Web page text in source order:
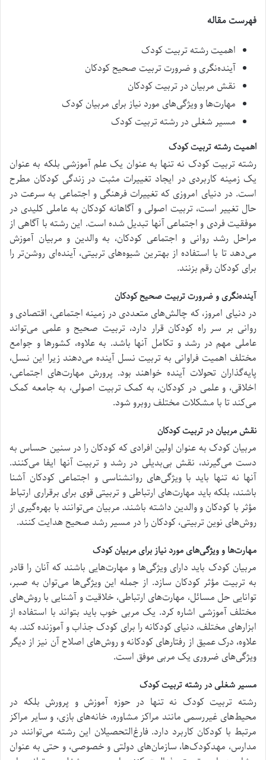
فهرست مقاله
اهمیت رشته تربیت کودک
آینده‌نگری و ضرورت تربیت صحیح کودکان
نقش مربیان در تربیت کودکان
مهارت‌ها و ویژگی‌های مورد نیاز برای مربیان کودک
مسیر شغلی در رشته تربیت کودک
اهمیت رشته تربیت کودک
رشته تربیت کودک نه تنها به عنوان یک علم آموزشی بلکه به عنوان
یک زمینه کاربردی در ایجاد تغییرات مثبت در زندگی کودکان مطرح
است. در دنیای امروزی که تغییرات فرهنگی و اجتماعی به سرعت در
حال تغییر است، تربیت اصولی و آگاهانه کودکان به عاملی کلیدی در
موفقیت فردی و اجتماعی آنها تبدیل شده است. این رشته با آگاهی از
مراحل رشد روانی و اجتماعی کودکان، به والدین و مربیان آموزش
می‌دهد تا با استفاده از بهترین شیوه‌های تربیتی، آینده‌ای روشن‌تر را
برای کودکان رقم بزنند.
آینده‌نگری و ضرورت تربیت صحیح کودکان
در دنیای امروز، که چالش‌های متعددی در زمینه اجتماعی، اقتصادی و
روانی بر سر راه کودکان قرار دارد، تربیت صحیح و علمی می‌تواند
عاملی مهم در رشد و تکامل آنها باشد. به علاوه، کشورها و جوامع
مختلف اهمیت فراوانی به تربیت نسل آینده می‌دهند زیرا این نسل،
پایه‌گذاران تحولات آینده خواهند بود. پرورش مهارت‌های اجتماعی،
اخلاقی، و علمی در کودکان، به کمک تربیت اصولی، به جامعه کمک
می‌کند تا با مشکلات مختلف روبرو شود.
نقش مربیان در تربیت کودکان
مربیان کودک به عنوان اولین افرادی که کودکان را در سنین حساس به
دست می‌گیرند، نقش بی‌بدیلی در رشد و تربیت آنها ایفا می‌کنند.
آنها نه تنها باید با ویژگی‌های روانشناسی و اجتماعی کودکان آشنا
باشند، بلکه باید مهارت‌های ارتباطی و تربیتی قوی برای برقراری ارتباط
مؤثر با کودکان و والدین داشته باشند. مربیان می‌توانند با بهره‌گیری از
روش‌های نوین تربیتی، کودکان را در مسیر رشد صحیح هدایت کنند.
مهارت‌ها و ویژگی‌های مورد نیاز برای مربیان کودک
مربیان کودک باید دارای ویژگی‌ها و مهارت‌هایی باشند که آنان را قادر
به تربیت مؤثر کودکان سازد. از جمله این ویژگی‌ها می‌توان به صبر،
توانایی حل مسائل، مهارت‌های ارتباطی، خلاقیت و آشنایی با روش‌های
مختلف آموزشی اشاره کرد. یک مربی خوب باید بتواند با استفاده از
ابزارهای مختلف، دنیای کودکانه را برای کودک جذاب و آموزنده کند. به
علاوه، درک عمیق از رفتارهای کودکانه و روش‌های اصلاح آن نیز از دیگر
ویژگی‌های ضروری یک مربی موفق است.
مسیر شغلی در رشته تربیت کودک
رشته تربیت کودک نه تنها در حوزه آموزش و پرورش بلکه در
محیط‌های غیررسمی مانند مراکز مشاوره، خانه‌های بازی، و سایر مراکز
مرتبط با کودکان کاربرد دارد. فارغ‌التحصیلان این رشته می‌توانند در
مدارس، مهدکودک‌ها، سازمان‌های دولتی و خصوصی، و حتی به عنوان